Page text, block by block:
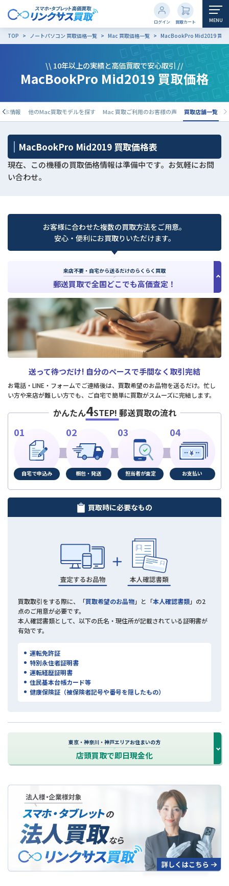
買取カート
ログイン MENU
TOP ノートパソコン 買取価格一覧 Mac 買取価格一覧 MacBookPro Mid2019 買取
\\ 10年以上の実績と高価買取で安心取引 //
MacBookPro Mid2019 買取価格
本情報 他のMac買取モデルを探す Mac 買取ご利用のお客様の声 買取店舗一覧
MacBookPro Mid2019 買取価格表
現在、この機種の買取価格情報は準備中です。お気軽にお問
い合わせ。
お客様に合わせた複数の買取方法をご用意。
安心・便利にお買取りいただけます。
来店不要・自宅から送るだけのらくらく買取
郵送買取で全国どこでも高価査定！
送って待つだけ! 自分のペースで手間なく取引完結
お電話・LINE・フォームでご連絡後は、買取希望のお品物を送るだけ。忙し
い方や来店が難しい方でも、ご自宅で簡単に買取がスムーズに完結します。
かんたん4STEP! 郵送買取の流れ
自宅で申込み 梱包・発送 担当者が査定 お支払い
買取時に必要なもの
買取取引をする際に、「買取希望のお品物」と「本人確認書類」の2
点のご用意が必要です。
本人確認書類として、以下の氏名・現住所が記載されている証明書が
有効です。
運転免許証
特別永住者証明書
運転経歴証明書
住民基本台帳カード等
健康保険証（被保険者記号や番号を隠したもの）
東京・神奈川・神戸エリアお住まいの方
店頭買取で即日現金化
法人買取について